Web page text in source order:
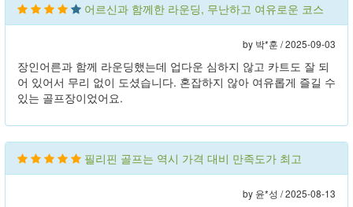
어르신과 함께한 라운딩, 무난하고 여유로운 코스
by 박*훈 /2025-09-03
장인어른과 함께 라운딩했는데 업다운 심하지 않고 카트도 잘 되
어 있어서 무리 없이 도셨습니다. 혼잡하지 않아 여유롭게 즐길 수
있는 골프장이었어요.
필리핀 골프는 역시 가격 대비 만족도가 최고
by 윤*성 /2025-08-13